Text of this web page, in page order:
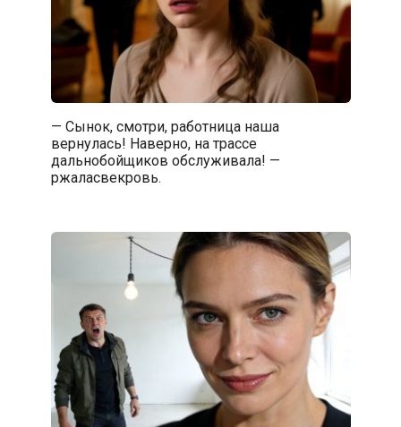
— Сынок, смотри, работница наша
вернулась! Наверно, на трассе
дальнобойщиков обслуживала! —
ржаласвекровь.